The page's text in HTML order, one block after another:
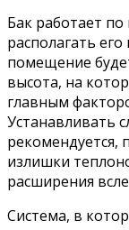
Бак работает
располагать
помещение
высота, на
главным
Устанавливать
рекомендуется,
излишки
расширения
Система, в